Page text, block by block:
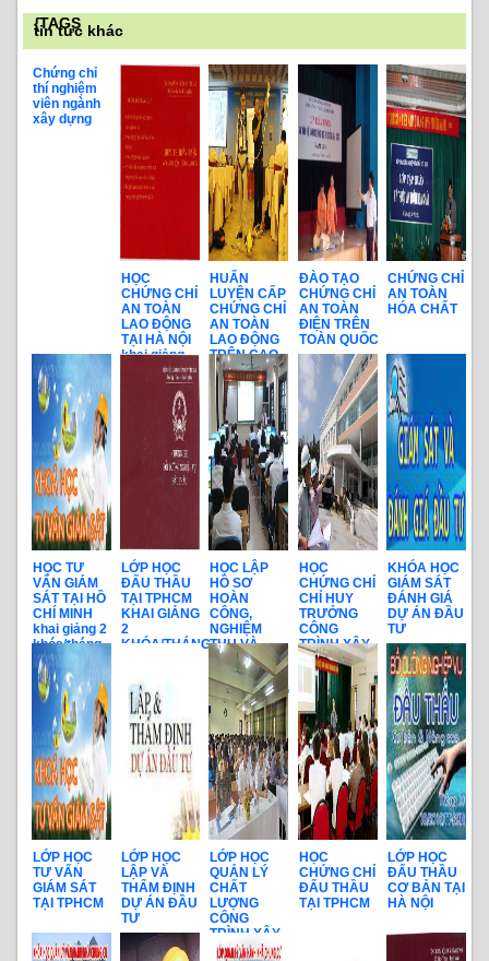
{TAGS
tin tức khác
Chứng chỉ
thí nghiệm
viên ngành
xây dựng
HỌC
CHỨNG CHỈ
AN TOÀN
LAO ĐỘNG
TẠI HÀ NỘI
khai giảng
hàng tháng
HUẤN
LUYỆN CẤP
CHỨNG CHỈ
AN TOÀN
LAO ĐỘNG
TRÊN CAO
ĐÀO TẠO
CHỨNG CHỈ
AN TOÀN
ĐIỆN TRÊN
TOÀN QUỐC
CHỨNG CHỈ
AN TOÀN
HÓA CHẤT
HỌC TƯ
VẤN GIÁM
SÁT TẠI HỒ
CHÍ MINH
khai giảng 2
khóa/tháng
LỚP HỌC
ĐẤU THẦU
TẠI TPHCM
KHAI GIẢNG
2
KHÓA/THÁNG
HỌC LẬP
HỒ SƠ
HOÀN
CÔNG,
NGHIỆM
THU VÀ
THANH
QUYẾT
TOÁN CÔNG
TRÌNH
HỌC
CHỨNG CHỈ
CHỈ HUY
TRƯỞNG
CÔNG
TRÌNH XÂY
DỰNG TRÊN
TOÀN QUỐC
KHÓA HỌC
GIÁM SÁT
ĐÁNH GIÁ
DỰ ÁN ĐẦU
TƯ
LỚP HỌC
TƯ VẤN
GIÁM SÁT
TẠI TPHCM
LỚP HỌC
LẬP VÀ
THẨM ĐỊNH
DỰ ÁN ĐẦU
TƯ
LỚP HỌC
QUẢN LÝ
CHẤT
LƯỢNG
CÔNG
TRÌNH XÂY
DỰNG
HỌC
CHỨNG CHỈ
ĐẤU THẦU
TẠI TPHCM
LỚP HỌC
ĐẤU THẦU
CƠ BẢN TẠI
HÀ NỘI